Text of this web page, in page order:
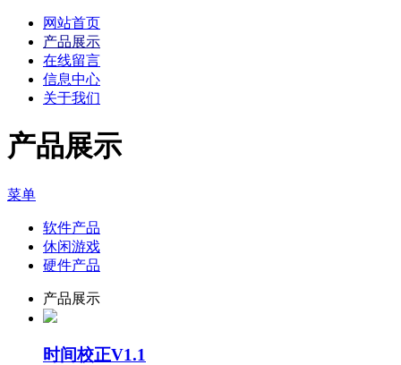
网站首页
产品展示
在线留言
信息中心
关于我们
产品展示
菜单
软件产品
休闲游戏
硬件产品
产品展示
时间校正V1.1